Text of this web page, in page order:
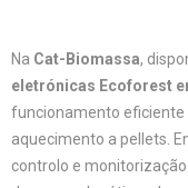
Na Cat-Biomassa,
eletrónicas Ecoforest
funcionamento eficiente
aquecimento a pellets.
controlo e